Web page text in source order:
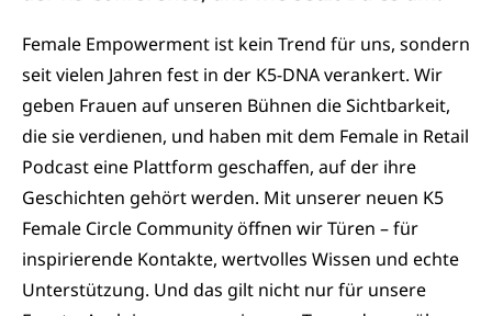
Female Empowerment ist kein Trend für uns, sondern
seit vielen Jahren fest in der K5-DNA verankert. Wir
geben Frauen auf unseren Bühnen die Sichtbarkeit,
die sie verdienen, und haben mit dem Female in Retail
Podcast eine Plattform geschaffen, auf der ihre
Geschichten gehört werden. Mit unserer neuen K5
Female Circle Community öffnen wir Türen – für
inspirierende Kontakte, wertvolles Wissen und echte
Unterstützung. Und das gilt nicht nur für unsere